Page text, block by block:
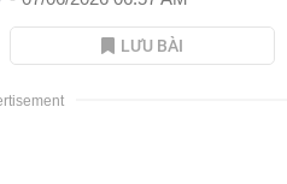
LƯU BÀI